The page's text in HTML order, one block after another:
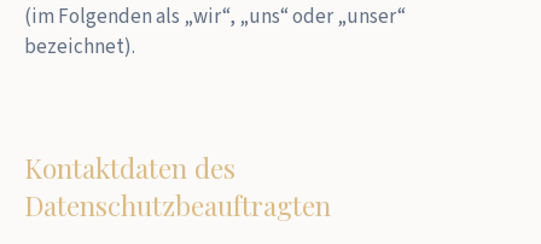
(im Folgenden als „wir“, „uns“ oder „unser“
bezeichnet).
Kontaktdaten des
Datenschutzbeauftragten